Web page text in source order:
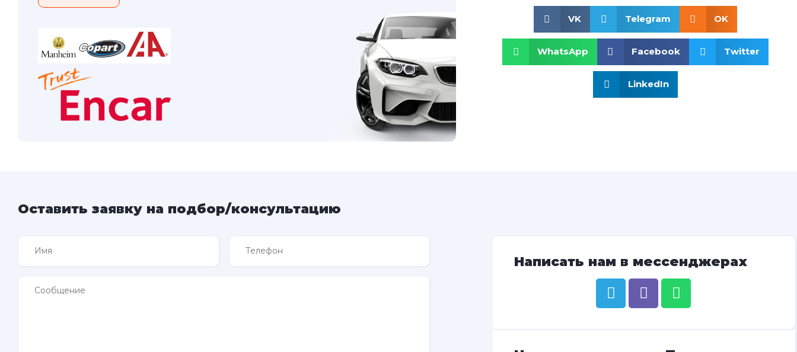
VK Telegram OK
WhatsApp Facebook Twitter
LinkedIn
Оставить заявку на подбор/консультацию
Написать нам в мессенджерах